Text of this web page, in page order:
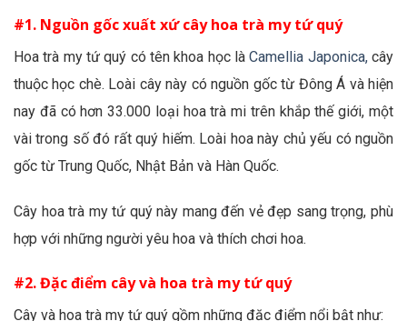
#1. Nguồn gốc xuất xứ cây hoa trà my tứ quý
Hoa trà my tứ quý có tên khoa học làCamellia Japonica,cây
thuộc học chè. Loài cây này có nguồn gốc từ Đông Á và hiện
nay đã có hơn 33.000 loại hoa trà mi trên khắp thế giới, một
vài trong số đó rất quý hiếm. Loài hoa này chủ yếu có nguồn
gốc từ Trung Quốc, Nhật Bản và Hàn Quốc.
Cây hoa trà my tứ quý này mang đến vẻ đẹp sang trọng, phù
hợp với những người yêu hoa và thích chơi hoa.
#2. Đặc điểm cây và hoa trà my tứ quý
Cây và hoa trà my tứ quý gồm những đặc điểm nổi bật như: